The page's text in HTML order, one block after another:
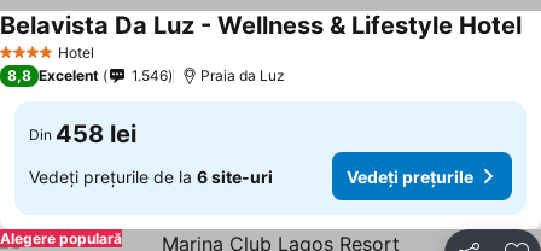
4 Stele Hotel
Belavista Da Luz - Wellness & Lifestyle Hotel
8,8 Excelent 1.546 Praia da Luz
Din 458 lei
Vedeți prețurile de la 6 site-uri Vedeți prețurile
Alegere populară